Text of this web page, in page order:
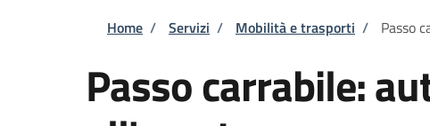
Briciole di pane
Home / Servizi / Mobilità e trasporti / Passo
Passo carrabile: